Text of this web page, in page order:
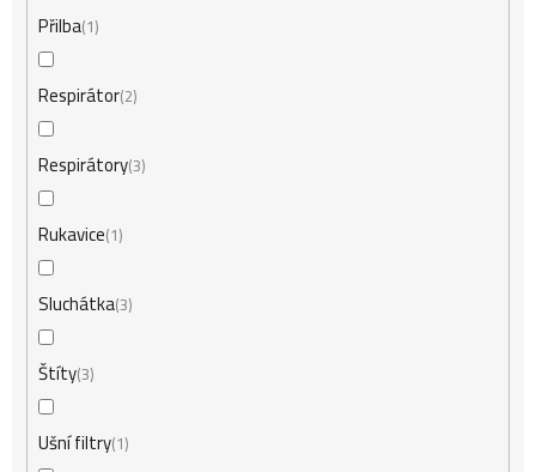
Přilba 1
Respirátor 2
Respirátory3
Rukavice 1
Sluchátka3
Štíty3
Ušní filtry 1